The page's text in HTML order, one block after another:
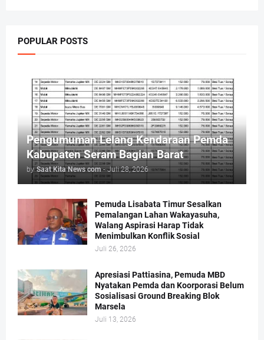
POPULAR POSTS
Pengumuman Lelang Kendaraan Pemda
Kabupaten Seram Bagian Barat
by Saat Kita News com - Juli 28, 2026
Pemuda Lisabata Timur Sesalkan
Pemalangan Lahan Wakayasuha,
Walang Aspirasi Harap Tidak
Menimbulkan Konflik Sosial
Juli 26, 2026
Apresiasi Pattiasina, Pemuda MBD
Nyatakan Pemda dan Koorporasi Belum
Sosialisasi Ground Breaking Blok
Marsela
Juli 13, 2026